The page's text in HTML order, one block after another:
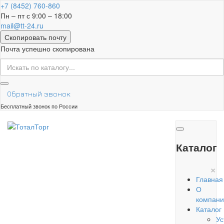
+7 (8452) 760-860
Пн – пт с 9:00 – 18:00
mail@tt-24.ru
Скопировать почту
Почта успешно скопирована
Обратный звонок
Бесплатный звонок по России
Каталог
×
Главная
О
Каталог